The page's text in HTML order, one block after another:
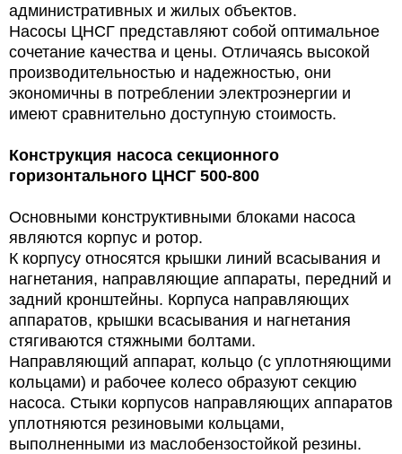
административных и жилых объектов.
Насосы ЦНСГ представляют собой оптимальное
сочетание качества и цены. Отличаясь высокой
производительностью и надежностью, они
экономичны в потреблении электроэнергии и
имеют сравнительно доступную стоимость.
Конструкция насоса секционного
горизонтального ЦНСГ 500-800
Основными конструктивными блоками насоса
являются корпус и ротор.
К корпусу относятся крышки линий всасывания и
нагнетания, направляющие аппараты, передний и
задний кронштейны. Корпуса направляющих
аппаратов, крышки всасывания и нагнетания
стягиваются стяжными болтами.
Направляющий аппарат, кольцо (с уплотняющими
кольцами) и рабочее колесо образуют секцию
насоса. Стыки корпусов направляющих аппаратов
уплотняются резиновыми кольцами,
выполненными из маслобензостойкой резины.